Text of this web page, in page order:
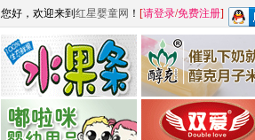
您好，欢迎来到 红星婴童网 ！ [请登录/免费注册]
江西麦嘟嘟食品有限公司 江西醇之客月子米